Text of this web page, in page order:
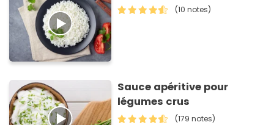
(10 notes)
Sauce apéritive pour
légumes crus
(179 notes)